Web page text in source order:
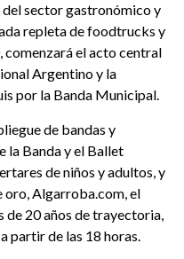
del sector gastronómico y
repleta de foodtrucks y
comenzará el acto central
Argentino y la
por la Banda Municipal.
de bandas y
la Banda y el Ballet
de niños y adultos, y
oro, Algarroba.com, el
20 años de trayectoria,
partir de las 18 horas.